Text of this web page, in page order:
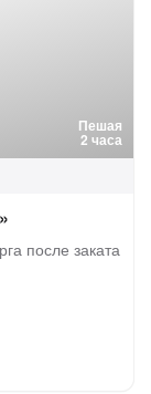
Пешая
2 часа
после заката